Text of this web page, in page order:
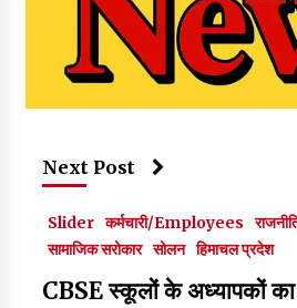
Next Post
Slider कर्मचारी/Employees
सामाजिक सरोकार सोलन हिमाचल प्रदेश
CBSE स्कूलों के अध्यापकों